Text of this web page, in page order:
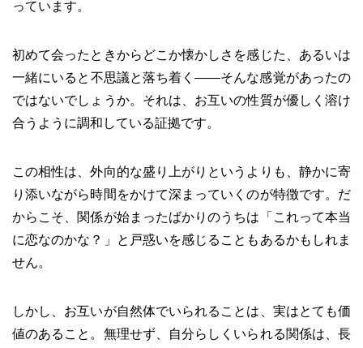
っています。
初めて会ったときからどこか懐かしさを感じた、あるいは
一緒にいると不思議と落ち着く――そんな感覚があったの
ではないでしょうか。それは、お互いの性質が優しく溶け
合うように調和している証拠です。
この相性は、外向的な盛り上がりというよりも、静かに寄
り添いながら時間をかけて深まっていくのが特徴です。だ
からこそ、関係が始まったばかりのうちは「これって本当
に恋なのかな？」と戸惑いを感じることもあるかもしれま
せん。
しかし、お互いが自然体でいられることは、実はとても価
値のあること。無理せず、自分らしくいられる関係は、長